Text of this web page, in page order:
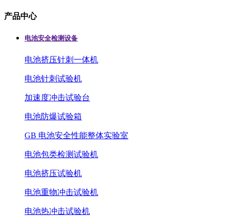
产品中心
电池安全检测设备
电池挤压针刺一体机
电池针刺试验机
加速度冲击试验台
电池防爆试验箱
GB 电池安全性能整体实验室
电池包类检测试验机
电池挤压试验机
电池重物冲击试验机
电池热冲击试验机